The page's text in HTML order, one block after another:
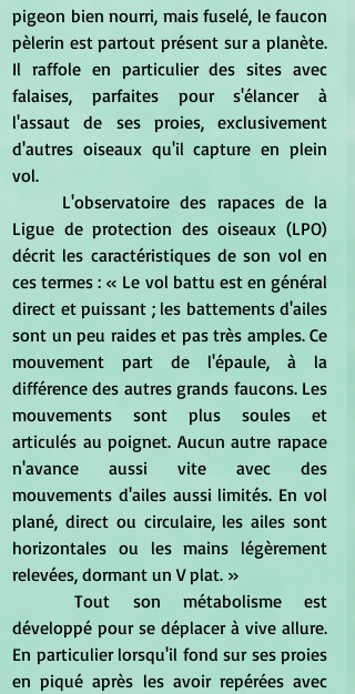
pigeon bien nourri, mais fuselé, le faucon
pèlerin est partout présent sur a planète.
Il raffole en particulier des sites avec
falaises, parfaites pour s'élancer à
l'assaut de ses proies, exclusivement
d'autres oiseaux qu'il capture en plein
vol.
Ligue de protection des oiseaux (LPO)
décrit les caractéristiques de son vol en
ces termes : « Le vol battu est en général
direct et puissant ; les battements d'ailes
sont un peu raides et pas très amples. Ce
mouvement part de l'épaule, à la
différence des autres grands faucons. Les
mouvements sont plus soules et
articulés au poignet. Aucun autre rapace
n'avance aussi vite avec des
mouvements d'ailes aussi limités. En vol
plané, direct ou circulaire, les ailes sont
horizontales ou les mains légèrement
relevées, dormant un V plat. »
	Tout son métabolisme est
développé pour se déplacer à vive allure.
En particulier lorsqu'il fond sur ses proies
en piqué après les avoir repérées avec